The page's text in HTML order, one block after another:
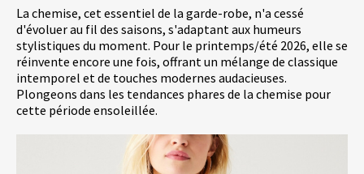
La chemise, cet essentiel de la garde-robe, n'a cessé
d'évoluer au fil des saisons, s'adaptant aux humeurs
stylistiques du moment. Pour le printemps/été 2026, elle se
réinvente encore une fois, offrant un mélange de classique
intemporel et de touches modernes audacieuses.
Plongeons dans les tendances phares de la chemise pour
cette période ensoleillée.